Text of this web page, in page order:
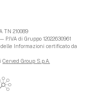
TN 210089
P.IVA di Gruppo 12022630961
Informazioni certificato da
Cerved Group S.p.A.